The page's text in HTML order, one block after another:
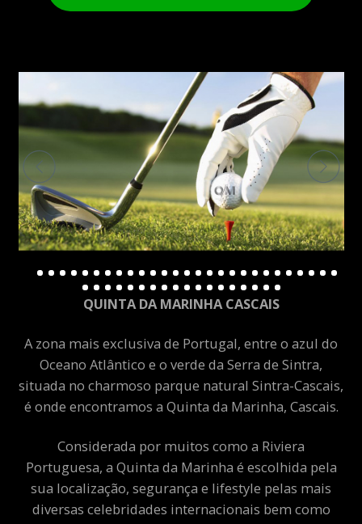
QUINTA DA MARINHA CASCAIS
A zona mais exclusiva de Portugal, entre o azul do
Oceano Atlântico e o verde da Serra de Sintra,
situada no charmoso parque natural Sintra-Cascais,
é onde encontramos a Quinta da Marinha, Cascais.
Considerada por muitos como a Riviera
Portuguesa, a Quinta da Marinha é escolhida pela
sua localização, segurança e lifestyle pelas mais
diversas celebridades internacionais bem como